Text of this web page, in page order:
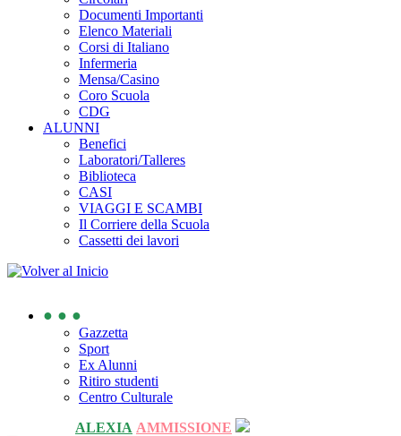
Documenti Importanti
Elenco Materiali
Corsi di Italiano
Infermeria
Mensa/Casino
Coro Scuola
CDG
ALUNNI
Benefici
Laboratori/Talleres
Biblioteca
CASI
VIAGGI E SCAMBI
Il Corriere della Scuola
Cassetti dei lavori
● ● ●
Gazzetta
Sport
Ex Alunni
Ritiro studenti
Centro Culturale
ALEXIA AMMISSIONE